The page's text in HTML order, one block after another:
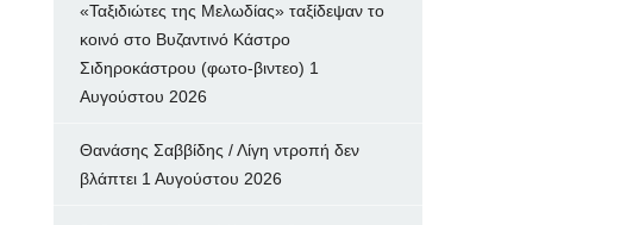
«Ταξιδιώτες της Μελωδίας» ταξίδεψαν το
κοινό στο Βυζαντινό Κάστρο
Σιδηροκάστρου (φωτο-βιντεο) 1
Αυγούστου 2026
Θανάσης Σαββίδης / Λίγη ντροπή δεν
βλάπτει 1 Αυγούστου 2026